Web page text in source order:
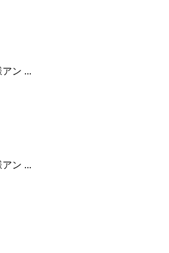
ン ...
ン ...